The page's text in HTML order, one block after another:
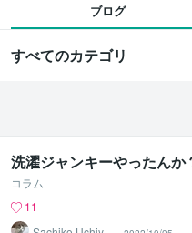
ブログ
すべてのカテゴリ
洗濯ジャンキーやったんか
コラム
11